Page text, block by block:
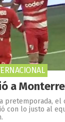
a
pretemporada, el
con lo justo al